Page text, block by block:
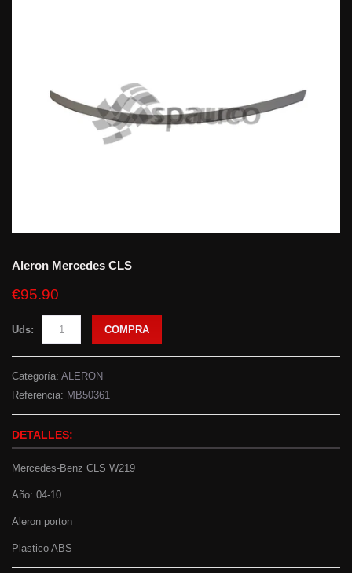
Aleron Mercedes CLS
€95.90
Uds: COMPRA
Categoría: ALERON
Referencia: MB50361
DETALLES:
Mercedes-Benz CLS W219
Año: 04-10
Aleron porton
Plastico ABS